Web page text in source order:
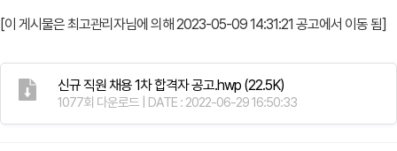
[이 게시물은 최고관리자님에 의해 2023-05-09 14:31:21 공고에서 이동 됨]
신규 직원 채용 1차 합격자 공고.hwp (22.5K)
1077회 다운로드 | DATE : 2022-06-29 16:50:33